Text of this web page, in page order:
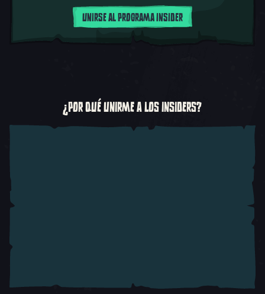
UNIRSE AL PROGRAMA INSIDER
¿POR QUÉ UNIRME A LOS INSIDERS?